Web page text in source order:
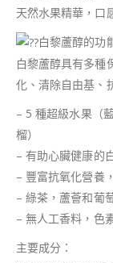
天然水果精華，口
白黎蘆醇的功
白黎蘆醇具有多種
化、清除自由基、
– 5 種超級水果（
榴）
– 有助心臟健康的
– 豐富抗氧化營養
– 綠茶，蘆薈和葡
– 無人工香料，色
主要成分：